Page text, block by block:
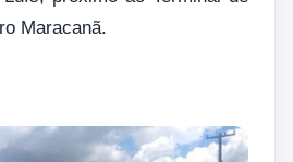
Maracanã.